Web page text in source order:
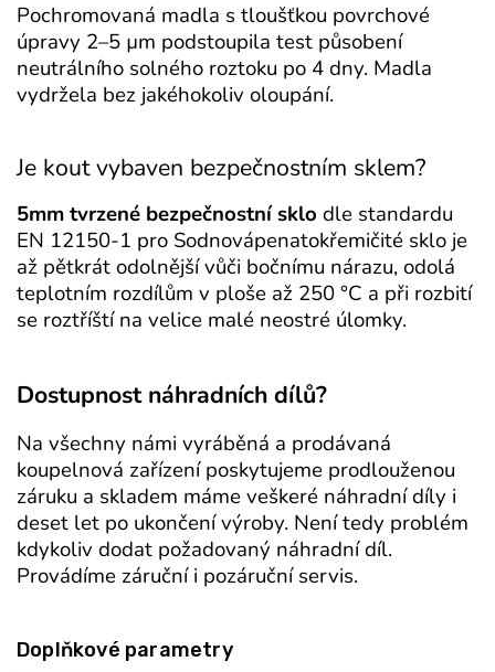
Pochromovaná madla s tloušťkou povrchové
úpravy 2–5 µm podstoupila test působení
neutrálního solného roztoku po 4 dny. Madla
vydržela bez jakéhokoliv oloupání.
Je kout vybaven bezpečnostním sklem?
5mm tvrzené bezpečnostní sklo dle standardu
EN 12150-1 pro Sodnovápenatokřemičité sklo je
až pětkrát odolnější vůči bočnímu nárazu, odolá
teplotním rozdílům v ploše až 250 °C a při rozbití
se roztříští na velice malé neostré úlomky.
Dostupnost náhradních dílů?
Na všechny námi vyráběná a prodávaná
koupelnová zařízení poskytujeme prodlouženou
záruku a skladem máme veškeré náhradní díly i
deset let po ukončení výroby. Není tedy problém
kdykoliv dodat požadovaný náhradní díl.
Provádíme záruční i pozáruční servis.
Doplňkové parametry